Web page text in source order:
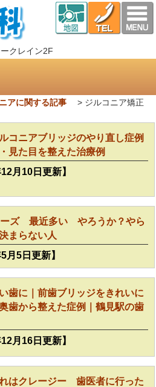
クレイン2F
アに関する記事 > ジルコニア矯正
コニアブリッジのやり直し症例
見た目を整えた治療例
月10日更新】
ーズ 最近多い やろうか？やら
まらない人
月5日更新】
歯に｜前歯ブリッジをきれいに
歯から整えた症例｜鶴見駅の歯
月16日更新】
はクレージー 歯医者に行った